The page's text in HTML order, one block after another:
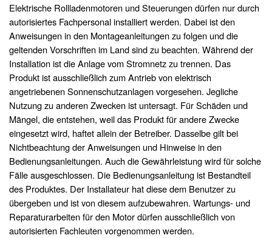
Elektrische Rollladenmotoren und Steuerungen dürfen nur durch
autorisiertes Fachpersonal installiert werden. Dabei ist den
Anweisungen in den Montageanleitungen zu folgen und die
geltenden Vorschriften im Land sind zu beachten. Während der
Installation ist die Anlage vom Stromnetz zu trennen. Das
Produkt ist ausschließlich zum Antrieb von elektrisch
angetriebenen Sonnenschutzanlagen vorgesehen. Jegliche
Nutzung zu anderen Zwecken ist untersagt. Für Schäden und
Mängel, die entstehen, weil das Produkt für andere Zwecke
eingesetzt wird, haftet allein der Betreiber. Dasselbe gilt bei
Nichtbeachtung der Anweisungen und Hinweise in den
Bedienungsanleitungen. Auch die Gewährleistung wird für solche
Fälle ausgeschlossen. Die Bedienungsanleitung ist Bestandteil
des Produktes. Der Installateur hat diese dem Benutzer zu
übergeben und ist von diesem aufzubewahren. Wartungs- und
Reparaturarbeiten für den Motor dürfen ausschließlich von
autorisierten Fachleuten vorgenommen werden.